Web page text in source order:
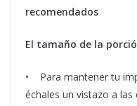
recomendados
El tamaño de la
• Para mantener tu
échales un vistazo a